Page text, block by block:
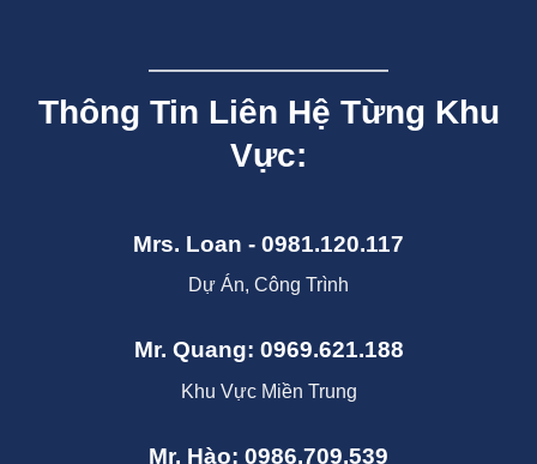
Thông Tin Liên Hệ Từng Khu
Vực:
Mrs. Loan - 0981.120.117
Dự Án, Công Trình
Mr. Quang: 0969.621.188
Khu Vực Miền Trung
Mr. Hào: 0986.709.539